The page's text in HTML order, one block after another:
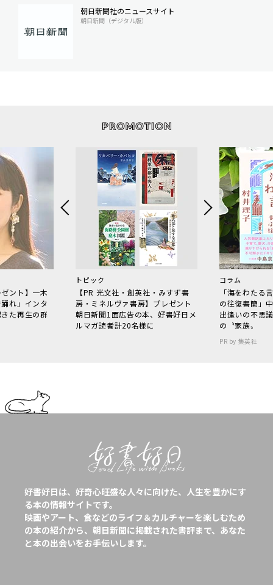
朝日新聞社のニュースサイト
朝日新聞（デジタル版）
ント】一木
れ」インタ
た再生の群
トピック
【PR 光文社・創英社・みすず書
房・ミネルヴァ書房】プレゼント
朝日新聞1面広告の本、好書好日メ
ルマガ読者計20名様に
コラム
「海をわた
の往復書簡」
出逢いの不思
の〝家族〟
PR by 集英社
好書好日は、好奇心旺盛な人々に向けた、人生を豊かにす
る本の情報サイトです。
映画やアート、食などのライフ＆カルチャーを楽しむため
の本の紹介から、朝日新聞に掲載された書評まで、あなた
と本の出会いをお手伝いします。